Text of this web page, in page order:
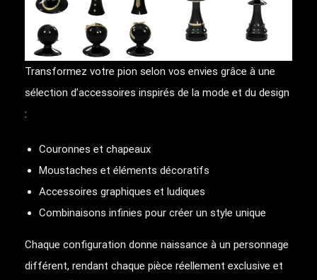
Transformez votre pion selon vos envies grâce à une
sélection d’accessoires inspirés de la mode et du design
:
Couronnes et chapeaux
Moustaches et éléments décoratifs
Accessoires graphiques et ludiques
Combinaisons infinies pour créer un style unique
Chaque configuration donne naissance à un personnage
différent, rendant chaque pièce réellement exclusive et